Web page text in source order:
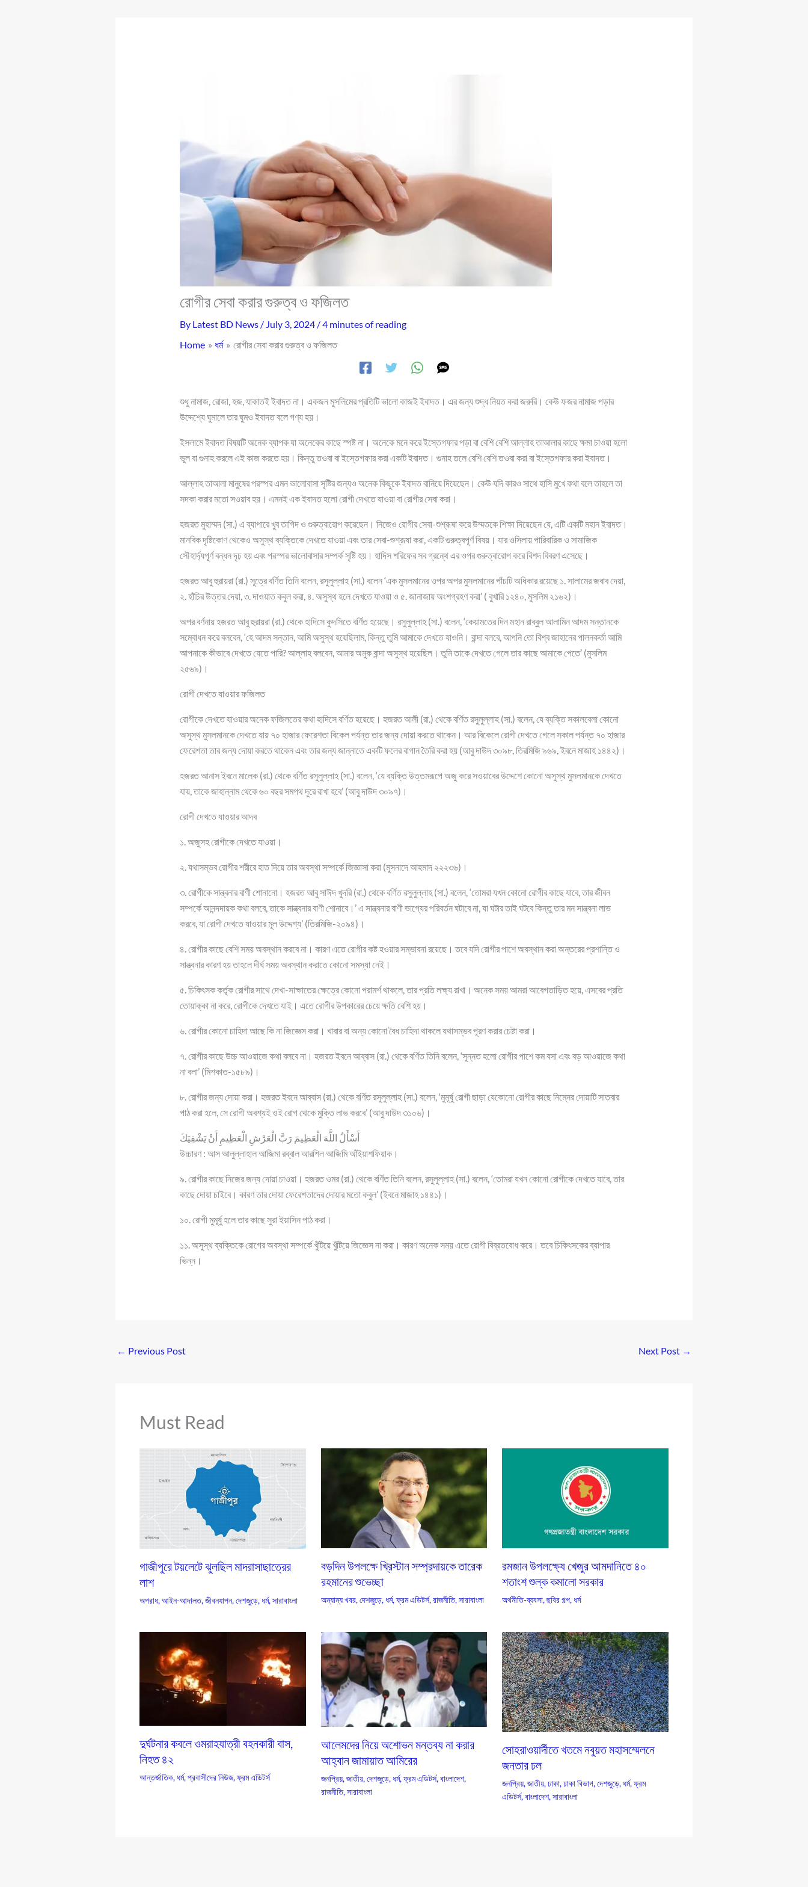
রোগীর সেবা করার গুরুত্ব ও ফজিলত
By Latest BD News / July 3, 2024 /4 minutes of reading
Home
ধর্ম রোগীর সেবা করার গুরুত্ব ও ফজিলত
শুধু নামাজ, রোজা, হজ, যাকাতই ইবাদত না। একজন মুসলিমের প্রতিটি ভালো কাজই ইবাদত। এর জন্য শুদ্ধ নিয়ত করা জরুরি। কেউ ফজর নামাজ পড়ার
উদ্দেশ্যে ঘুমালে তার ঘুমও ইবাদত বলে গণ্য হয়।
ইসলামে ইবাদত বিষয়টি অনেক ব্যাপক যা অনেকের কাছে স্পষ্ট না। অনেকে মনে করে ইস্তেগফার পড়া বা বেশি বেশি আল্লাহ তাআলার কাছে ক্ষমা চাওয়া হলো
ভুল বা গুনাহ করলে এই কাজ করতে হয়। কিন্তু তওবা বা ইস্তেগফার করা একটি ইবাদত। গুনাহ তলে বেশি বেশি তওবা করা বা ইস্তেগফার করা ইবাদত।
আল্লাহ তাআলা মানুষের পরস্পর এমন ভালোবাসা সৃষ্টির জন্যও অনেক কিছুকে ইবাদত বানিয়ে দিয়েছেন। কেউ যদি কারও সাথে হাসি মুখে কথা বলে তাহলে তা
সদকা করার মতো সওয়াব হয়। এমনই এক ইবাদত হলো রোগী দেখতে যাওয়া বা রোগীর সেবা করা।
হজরত মুহাম্মদ (সা.) এ ব্যাপারে খুব তাগিদ ও গুরুত্বারোপ করেছেন। নিজেও রোগীর সেবা-শুশ্রূষা করে উম্মতকে শিক্ষা দিয়েছেন যে, এটি একটি মহান ইবাদত।
মানবিক দৃষ্টিকোণ থেকেও অসুস্থ ব্যক্তিকে দেখতে যাওয়া এবং তার সেবা-শুশ্রূষা করা, একটি গুরুত্বপূর্ণ বিষয়। যার ওসিলায় পারিবারিক ও সামাজিক
সৌহার্দ্যপূর্ণ বন্ধন দৃঢ় হয় এবং পরস্পর ভালোবাসার সম্পর্ক সৃষ্টি হয়। হাদিস শরিফের সব গ্রন্থে এর ওপর গুরুত্বারোপ করে বিশদ বিবরণ এসেছে।
হজরত আবু হুরায়রা (রা.) সূত্রে বর্ণিত তিনি বলেন, রসুলুল্লাহ (সা.) বলেন ‘এক মুসলমানের ওপর অপর মুসলমানের পাঁচটি অধিকার রয়েছে ১. সালামের জবাব দেয়া,
২. হাঁচির উত্তর দেয়া, ৩. দাওয়াত কবুল করা, ৪. অসুস্থ হলে দেখতে যাওয়া ও ৫. জানাজায় অংশগ্রহণ করা’ ( বুখারি ১২৪০, মুসলিম ২১৬২)।
অপর বর্ণনায় হজরত আবু হুরায়রা (রা.) থেকে হাদিসে কুদসিতে বর্ণিত হয়েছে। রসুলুল্লাহ (সা.) বলেন, ‘কেয়ামতের দিন মহান রাব্বুল আলামিন আদম সন্তানকে
সম্বোধন করে বলবেন, ‘হে আদম সন্তান, আমি অসুস্থ হয়েছিলাম, কিন্তু তুমি আমাকে দেখতে যাওনি। বান্দা বলবে, আপনি তো বিশ্ব জাহানের পালনকর্তা আমি
আপনাকে কীভাবে দেখতে যেতে পারি? আল্লাহ বলবেন, আমার অমুক বান্দা অসুস্থ হয়েছিল। তুমি তাকে দেখতে গেলে তার কাছে আমাকে পেতে’ (মুসলিম
২৫৬৯)।
রোগী দেখতে যাওয়ার ফজিলত
রোগীকে দেখতে যাওয়ার অনেক ফজিলতের কথা হাদিসে বর্ণিত হয়েছে। হজরত আলী (রা.) থেকে বর্ণিত রসুলুল্লাহ (সা.) বলেন, যে ব্যক্তি সকালবেলা কোনো
অসুস্থ মুসলমানকে দেখতে যায় ৭০ হাজার ফেরেশতা বিকেল পর্যন্ত তার জন্য দোয়া করতে থাকেন। আর বিকেলে রোগী দেখতে গেলে সকাল পর্যন্ত ৭০ হাজার
ফেরেশতা তার জন্য দোয়া করতে থাকেন এবং তার জন্য জান্নাতে একটি ফলের বাগান তৈরি করা হয় (আবু দাউদ ৩০৯৮, তিরমিজি ৯৬৯, ইবনে মাজাহ ১৪৪২)।
হজরত আনাস ইবনে মালেক (রা.) থেকে বর্ণিত রসুলুল্লাহ (সা.) বলেন, ‘যে ব্যক্তি উত্তমরূপে অজু করে সওয়াবের উদ্দেশে কোনো অসুস্থ মুসলমানকে দেখতে
যায়, তাকে জাহান্নাম থেকে ৬০ বছর সমপথ দূরে রাখা হবে’ (আবু দাউদ ৩০৯৭)।
রোগী দেখতে যাওয়ার আদব
১. অজুসহ রোগীকে দেখতে যাওয়া।
২. যথাসম্ভব রোগীর শরীরে হাত দিয়ে তার অবস্থা সম্পর্কে জিজ্ঞাসা করা (মুসনাদে আহমাদ ২২২৩৬)।
৩. রোগীকে সান্ত্বনার বাণী শোনানো। হজরত আবু সাঈদ খুদরি (রা.) থেকে বর্ণিত রসুলুল্লাহ (সা.) বলেন, ‘তোমরা যখন কোনো রোগীর কাছে যাবে, তার জীবন
সম্পর্কে আনন্দদায়ক কথা বলবে, তাকে সান্ত্বনার বাণী শোনাবে।’ এ সান্ত্বনার বাণী ভাগ্যের পরিবর্তন ঘটাবে না, যা ঘটার তাই ঘটবে কিন্তু তার মন সান্ত্বনা লাভ
করবে, যা রোগী দেখতে যাওয়ার মূল উদ্দেশ্য’ (তিরমিজি-২০৯৪)।
৪. রোগীর কাছে বেশি সময় অবস্থান করবে না। কারণ এতে রোগীর কষ্ট হওয়ার সম্ভাবনা রয়েছে। তবে যদি রোগীর পাশে অবস্থান করা অন্তরের প্রশান্তি ও
সান্ত্বনার কারণ হয় তাহলে দীর্ঘ সময় অবস্থান করাতে কোনো সমস্যা নেই।
৫. চিকিৎসক কর্তৃক রোগীর সাথে দেখা-সাক্ষাতের ক্ষেত্রে কোনো পরামর্শ থাকলে, তার প্রতি লক্ষ্য রাখা। অনেক সময় আমরা আবেগতাড়িত হয়ে, এসবের প্রতি
তোয়াক্কা না করে, রোগীকে দেখতে যাই। এতে রোগীর উপকারের চেয়ে ক্ষতি বেশি হয়।
৬. রোগীর কোনো চাহিদা আছে কি না জিজ্ঞেস করা। খাবার বা অন্য কোনো বৈধ চাহিদা থাকলে যথাসম্ভব পূরণ করার চেষ্টা করা।
৭. রোগীর কাছে উচ্চ আওয়াজে কথা বলবে না। হজরত ইবনে আব্বাস (রা.) থেকে বর্ণিত তিনি বলেন, ‘সুন্নত হলো রোগীর পাশে কম বসা এবং বড় আওয়াজে কথা
না বলা’ (মিশকাত-১৫৮৯)।
৮. রোগীর জন্য দোয়া করা। হজরত ইবনে আব্বাস (রা.) থেকে বর্ণিত রসুলুল্লাহ (সা.) বলেন, ‘মুমূর্ষু রোগী ছাড়া যেকোনো রোগীর কাছে নিম্নের দোয়াটি সাতবার
পাঠ করা হলে, সে রোগী অবশ্যই ওই রোগ থেকে মুক্তি লাভ করবে’ (আবু দাউদ ৩১০৬)।
أَسْأَلُ اللَّهَ الْعَظِيمَ رَبَّ الْعَرْشِ الْعَظِيمِ أَنْ يَشْفِيَكَ
উচ্চারণ : আস আলুল্লাহাল আজিমা রব্বাল আরশিল আজিমি আঁইয়াশফিয়াক।
৯. রোগীর কাছে নিজের জন্য দোয়া চাওয়া। হজরত ওমর (রা.) থেকে বর্ণিত তিনি বলেন, রসুলুল্লাহ (সা.) বলেন, ‘তোমরা যখন কোনো রোগীকে দেখতে যাবে, তার
কাছে দোয়া চাইবে। কারণ তার দোয়া ফেরেশতাদের দোয়ার মতো কবুল’ (ইবনে মাজাহ ১৪৪১)।
১০. রোগী মুমূর্ষু হলে তার কাছে সুরা ইয়াসিন পাঠ করা।
১১. অসুস্থ ব্যক্তিকে রোগের অবস্থা সম্পর্কে খুঁটিয়ে খুঁটিয়ে জিজ্ঞেস না করা। কারণ অনেক সময় এতে রোগী বিব্রতবোধ করে। তবে চিকিৎসকের ব্যাপার
ভিন্ন।
← Previous Post Next Post →
Must Read
গাজীপুরে টয়লেটে ঝুলছিল মাদরাসাছাত্রের
লাশ
অপরাধ,আইন-আদালত,জীবনযাপন,দেশজুড়ে, ধর্ম,সারাবাংলা
বড়দিন উপলক্ষে খ্রিস্টান সম্প্রদায়কে তারেক
রহমানের শুভেচ্ছা
অন্যান্য খবর,দেশজুড়ে, ধর্ম,ফ্রম এডিটর্স,রাজনীতি,সারাবাংলা
রমজান উপলক্ষ্যে খেজুর আমদানিতে ৪০
শতাংশ শুল্ক কমালো সরকার
অর্থনীতি-ব্যবসা,ছবির গল্প, ধর্ম
দুর্ঘটনার কবলে ওমরাহযাত্রী বহনকারী বাস,
নিহত ৪২
আন্তর্জাতিক, ধর্ম,প্রবাসীদের নিউজ,ফ্রম এডিটর্স
আলেমদের নিয়ে অশোভন মন্তব্য না করার
আহ্বান জামায়াত আমিরের
জনপ্রিয়,জাতীয়,দেশজুড়ে, ধর্ম,ফ্রম এডিটর্স,বাংলাদেশ,
রাজনীতি,সারাবাংলা
সোহরাওয়ার্দীতে খতমে নবুয়ত মহাসম্মেলনে
জনতার ঢল
জনপ্রিয়,জাতীয়,ঢাকা,ঢাকা বিভাগ,দেশজুড়ে, ধর্ম,ফ্রম
এডিটর্স,বাংলাদেশ,সারাবাংলা